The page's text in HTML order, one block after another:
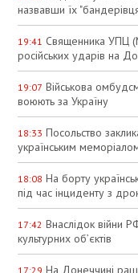
назвавши їх
19:41 Священника УПЦ
російських ударів на
19:07 Військова
воюють за Україну
18:33 Посольство
українським
18:08 На борту
під час інциденту з
17:42 Внаслідок війни
культурних об’єктів
17:29 На Донеччині